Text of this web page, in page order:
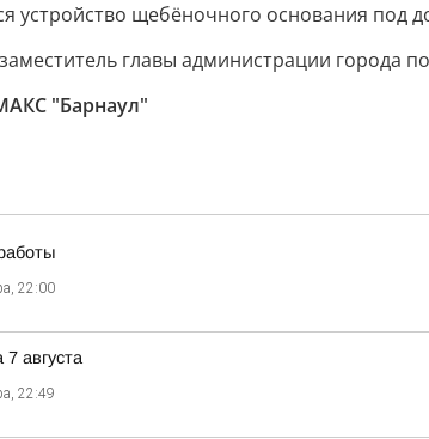
устройство щебёночного основания под
главы администрации города
"Барнаул"
22:00
7 августа
22:49